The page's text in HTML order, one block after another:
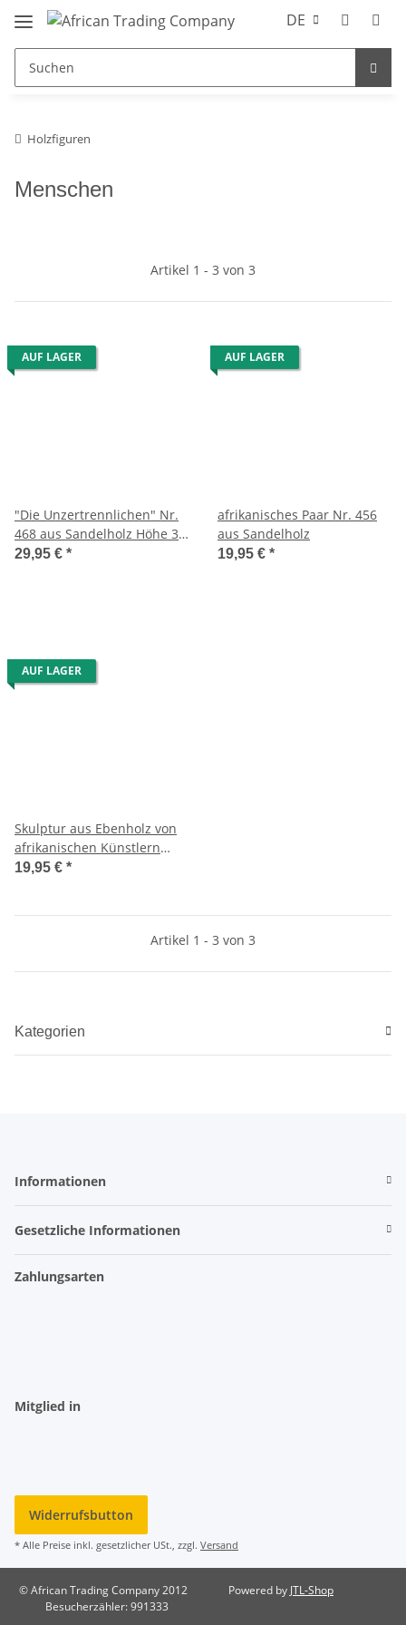
DE
Holzfiguren
Menschen
Artikel 1 - 3 von 3
AUF LAGER
"Die Unzertrennlichen" Nr.
468 aus Sandelholz Höhe 34
cm
29,95 € *
AUF LAGER
afrikanisches Paar Nr. 456
aus Sandelholz
19,95 € *
AUF LAGER
Skulptur aus Ebenholz von
afrikanischen Künstlern
gefertigt Nr. 449
19,95 € *
Artikel 1 - 3 von 3
Kategorien
Informationen
Gesetzliche Informationen
Zahlungsarten
Mitglied in
Widerrufsbutton
* Alle Preise inkl. gesetzlicher USt., zzgl. Versand
© African Trading Company 2012
Besucherzähler: 991333
Powered by JTL-Shop